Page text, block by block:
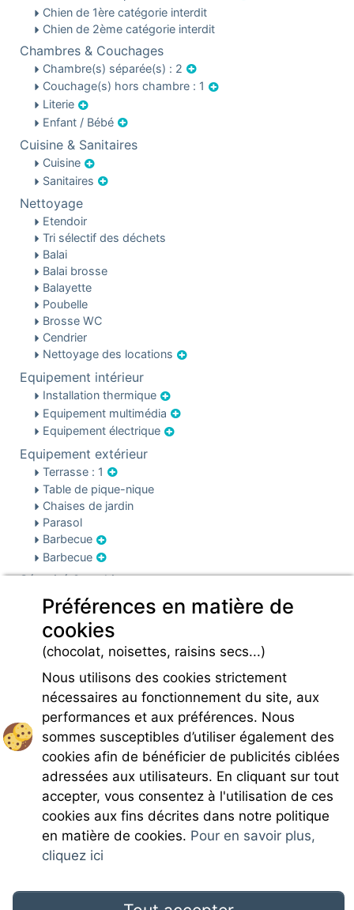
Chien de 1ère catégorie interdit
Chien de 2ème catégorie interdit
Chambres & Couchages
Chambre(s) séparée(s) : 2
Couchage(s) hors chambre : 1
Literie
Enfant / Bébé
Cuisine & Sanitaires
Cuisine
Sanitaires
Nettoyage
Etendoir
Tri sélectif des déchets
Balai
Balai brosse
Balayette
Poubelle
Brosse WC
Cendrier
Nettoyage des locations
Equipement intérieur
Installation thermique
Equipement multimédia
Equipement électrique
Equipement extérieur
Terrasse : 1
Table de pique-nique
Chaises de jardin
Parasol
Barbecue
Barbecue
Sécurité & parking
Sécurité
Parking
Infos pré et post réservation
Caution locative
Rejoignez-nous
Préférences en matière de
cookies
(chocolat, noisettes, raisins secs...)
Nous utilisons des cookies strictement
nécessaires au fonctionnement du site, aux
performances et aux préférences. Nous
sommes susceptibles d’utiliser également des
cookies afin de bénéficier de publicités ciblées
adressées aux utilisateurs. En cliquant sur tout
accepter, vous consentez à l'utilisation de ces
cookies aux fins décrites dans notre politique
en matière de cookies. Pour en savoir plus,
cliquez ici